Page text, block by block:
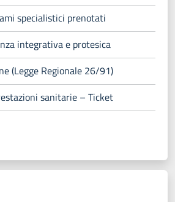
specialistici prenotati
integrativa e protesica
(Legge Regionale 26/91)
sanitarie – Ticket